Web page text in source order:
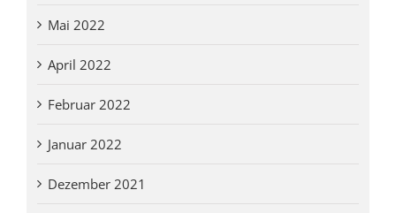
Mai 2022
April 2022
Februar 2022
Januar 2022
Dezember 2021